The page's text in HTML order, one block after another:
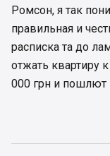
Ромсон, я так
правильная и
расписка та до
отжать квартиру
000 грн и пошлют